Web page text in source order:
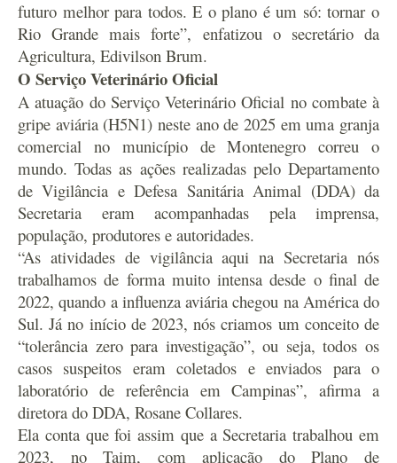
futuro melhor para todos. E o plano é um só: tornar o
Rio Grande mais forte”, enfatizou o secretário da
Agricultura, Edivilson Brum.
O Serviço Veterinário Oficial
A atuação do Serviço Veterinário Oficial no combate à
gripe aviária (H5N1) neste ano de 2025 em uma granja
comercial no município de Montenegro correu o
mundo. Todas as ações realizadas pelo Departamento
de Vigilância e Defesa Sanitária Animal (DDA) da
Secretaria eram acompanhadas pela imprensa,
população, produtores e autoridades.
“As atividades de vigilância aqui na Secretaria nós
trabalhamos de forma muito intensa desde o final de
2022, quando a influenza aviária chegou na América do
Sul. Já no início de 2023, nós criamos um conceito de
“tolerância zero para investigação”, ou seja, todos os
casos suspeitos eram coletados e enviados para o
laboratório de referência em Campinas”, afirma a
diretora do DDA, Rosane Collares.
Ela conta que foi assim que a Secretaria trabalhou em
2023, no Taim, com aplicação do Plano de